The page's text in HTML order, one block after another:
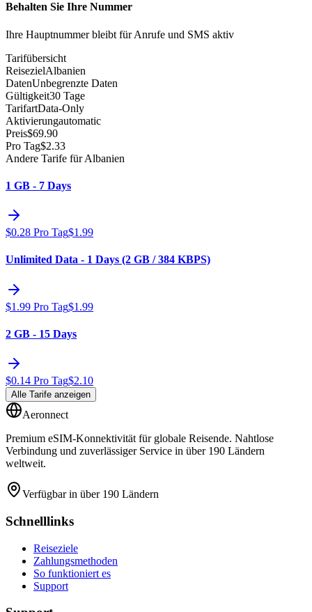
Behalten Sie Ihre Nummer
Ihre Hauptnummer bleibt für Anrufe und SMS aktiv
Tarifübersicht
ReisezielAlbanien
DatenUnbegrenzte Daten
Gültigkeit30 Tage
TarifartData-Only
Aktivierungautomatic
Preis$69.90
Pro Tag$2.33
Andere Tarife für Albanien
1 GB - 7 Days
$0.28 Pro Tag$1.99
Unlimited Data - 1 Days (2 GB / 384 KBPS)
$1.99 Pro Tag$1.99
2 GB - 15 Days
$0.14 Pro Tag$2.10
Alle Tarife anzeigen
Aeronnect
Premium eSIM-Konnektivität für globale Reisende. Nahtlose
Verbindung und zuverlässiger Service in über 190 Ländern
weltweit.
Verfügbar in über 190 Ländern
Schnelllinks
Reiseziele
Zahlungsmethoden
So funktioniert es
Support